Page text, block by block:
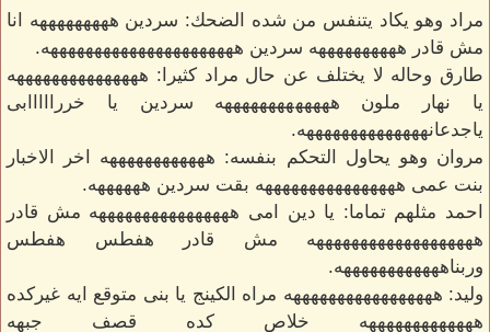
مراد وهو يكاد يتنفس من شده الضحك: سردين هههههههههه انا
مش قادر ههههههههههه سردين ههههههههههههههههههههههه.
طارق وحاله لا يختلف عن حال مراد كثيرا: هههههههههههههههه
يا نهار ملون هههههههههههههه سردين يا خررااااابى
ياجدعانههههههههههههههه.
مروان وهو يحاول التحكم بنفسه: ههههههههههههه اخر الاخبار
بنت عمى ههههههههههههههههه بقت سردين ههههههه.
احمد مثلهم تماما: يا دين امى ههههههههههههههههه مش قادر
هههههههههههههههههههه مش قادر هفطس هفطس
وربناههههههههههههه.
وليد: هههههههههههههههههه مراه الكينج يا بنى متوقع ايه غيركده
هههههههههههههه خلاص كده قصف جبهه